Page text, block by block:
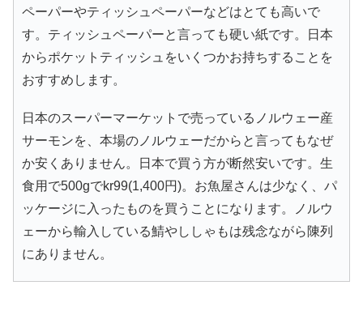
ペーパーやティッシュペーパーなどはとても高いで
す。ティッシュペーパーと言っても硬い紙です。日本
からポケットティッシュをいくつかお持ちすることを
おすすめします。
日本のスーパーマーケットで売っているノルウェー産
サーモンを、本場のノルウェーだからと言ってもなぜ
か安くありません。日本で買う方が断然安いです。生
食用で500gでkr99(1,400円)。お魚屋さんは少なく、パ
ッケージに入ったものを買うことになります。ノルウ
ェーから輸入している鯖やししゃもは残念ながら陳列
にありません。